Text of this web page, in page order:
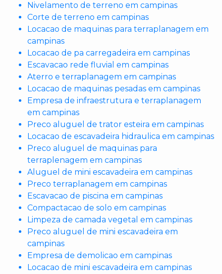
Nivelamento de terreno em campinas
Corte de terreno em campinas
Locacao de maquinas para terraplanagem em
campinas
Locacao de pa carregadeira em campinas
Escavacao rede fluvial em campinas
Aterro e terraplanagem em campinas
Locacao de maquinas pesadas em campinas
Empresa de infraestrutura e terraplanagem
em campinas
Preco aluguel de trator esteira em campinas
Locacao de escavadeira hidraulica em campinas
Preco aluguel de maquinas para
terraplenagem em campinas
Aluguel de mini escavadeira em campinas
Preco terraplanagem em campinas
Escavacao de piscina em campinas
Compactacao de solo em campinas
Limpeza de camada vegetal em campinas
Preco aluguel de mini escavadeira em
campinas
Empresa de demolicao em campinas
Locacao de mini escavadeira em campinas